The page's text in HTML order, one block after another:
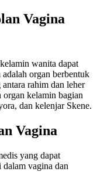
Vagina
wanita dapat
organ berbentuk
rahim dan leher
organ kelamin bagian
dan kelenjar Skene.
Vagina
yang dapat
vagina dan